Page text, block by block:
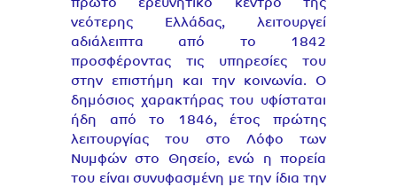
πρώτο ερευνητικό κέντρο της
νεότερης Ελλάδας, λειτουργεί
αδιάλειπτα από το 1842
προσφέροντας τις υπηρεσίες του
στην επιστήμη και την κοινωνία. Ο
δημόσιος χαρακτήρας του υφίσταται
ήδη από το 1846, έτος πρώτης
λειτουργίας του στο Λόφο των
Νυμφών στο Θησείο, ενώ η πορεία
του είναι συνυφασμένη με την ίδια την